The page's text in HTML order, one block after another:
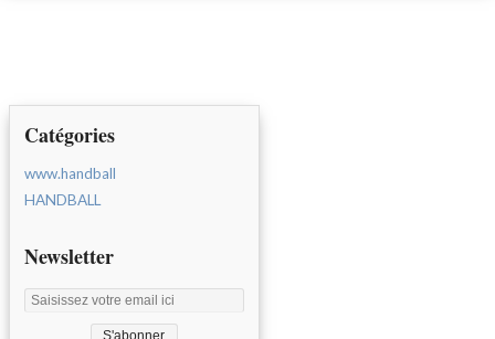
Catégories
www.handball
HANDBALL
Newsletter